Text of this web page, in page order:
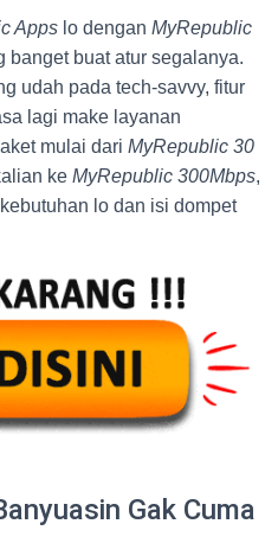
Apps lo dengan MyRepublic
buat atur segalanya.
udah pada tech-savvy, fitur
lagi make layanan
mulai dari MyRepublic 30
ke MyRepublic 300Mbps,
lo dan isi dompet
Gak Cuma